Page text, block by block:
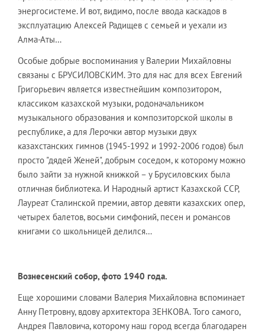
энергосистеме. И вот, видимо, после ввода каскадов в
эксплуатацию Алексей Радищев с семьей и уехали из
Алма-Аты…
Особые добрые воспоминания у Валерии Михайловны
связаны с БРУСИЛОВСКИМ. Это для нас для всех Евгений
Григорьевич является известнейшим композитором,
классиком казахской музыки, родоначальником
музыкального образования и композиторской школы в
республике, а для Лерочки автор музыки двух
казахстанских гимнов (1945-1992 и 1992-2006 годов) был
просто "дядей Женей", добрым соседом, к которому можно
было зайти за нужной книжкой – у Брусиловских была
отличная библиотека. И Народный артист Казахской ССР,
Лауреат Сталинской премии, автор девяти казахских опер,
четырех балетов, восьми симфоний, песен и романсов
книгами со школьницей делился…
Вознесенский собор, фото 1940 года.
Еще хорошими словами Валерия Михайловна вспоминает
Анну Петровну, вдову архитектора ЗЕНКОВА. Того самого,
Андрея Павловича, которому наш город всегда благодарен